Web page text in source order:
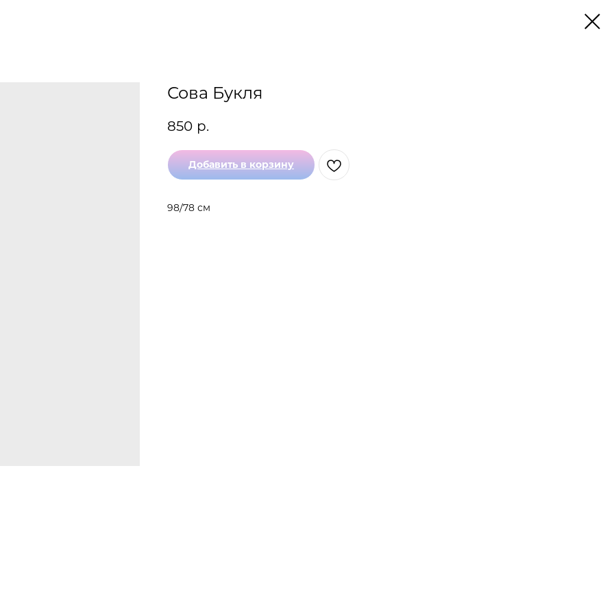
Сова Букля
850 р.
Добавить в корзину
98/78 см